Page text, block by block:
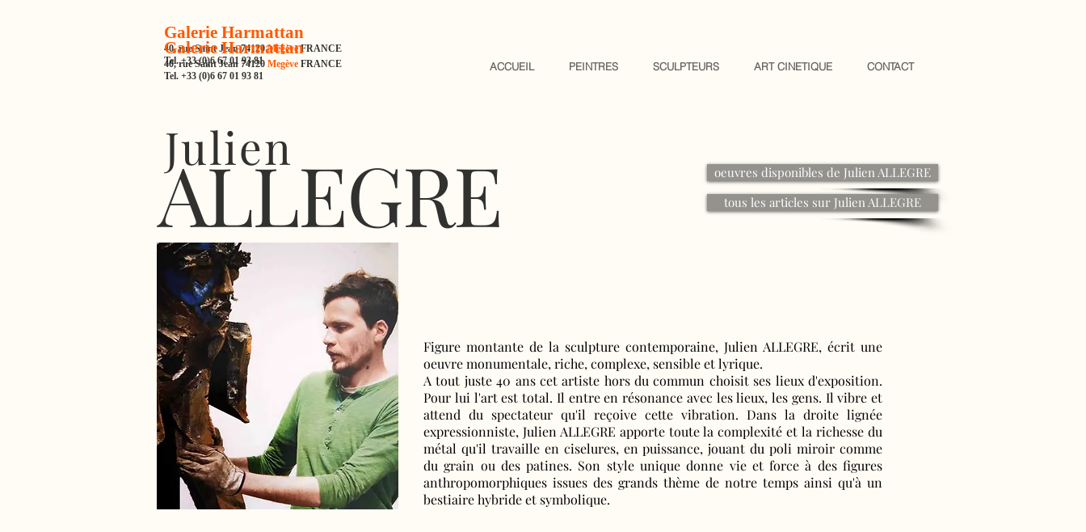
Galerie Harmattan
40, rue Saint Jean 74120 Megève FRANCE
Tel. +33 (0)6 67 01 93 81
ACCUEIL PEINTRES SCULPTEURS ART CINETIQUE CONTACT
Galerie Harmattan
40, rue Saint Jean 74120MegèveFRANCE
Tel. +33 (0)6 67 01 93 81
ALLEGRE
Julien
oeuvres disponibles de Julien ALLEGRE
tous les articles sur Julien ALLEGRE
Figure montante de la sculpture contemporaine, Julien ALLEGRE, écrit une
oeuvre monumentale, riche, complexe, sensible et lyrique.
A tout juste 40 ans cet artiste hors du commun choisit ses lieux d'exposition.
Pour lui l'art est total. Il entre en résonance avec les lieux, les gens. Il vibre et
attend du spectateur qu'il reçoive cette vibration. Dans la droite lignée
expressionniste, Julien ALLEGRE apporte toute la complexité et la richesse du
métal qu'il travaille en ciselures, en puissance, jouant du poli miroir comme
du grain ou des patines. Son style unique donne vie et force à des figures
anthropomorphiques issues des grands thème de notre temps ainsi qu'à un
bestiaire hybride et symbolique.